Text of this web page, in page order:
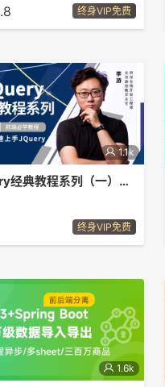
终身VIP免费
1.1k
jQuery经典教程系列（一）样式篇
终身VIP免费
1.6k